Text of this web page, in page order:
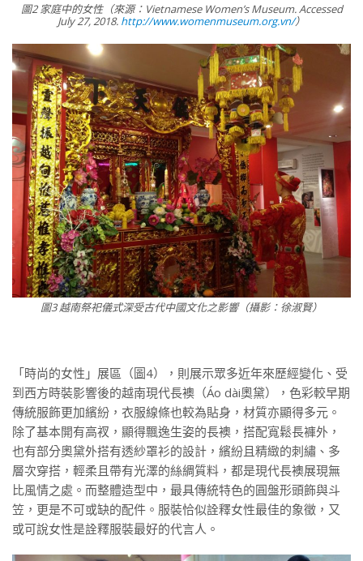
圖2 家庭中的女性（來源：Vietnamese Women’s Museum. Accessed
July 27, 2018. http://www.womenmuseum.org.vn/）
圖3 越南祭祀儀式深受古代中國文化之影響（攝影：徐淑賢）
「時尚的女性」展區（圖4），則展示眾多近年來歷經變化、受
到西方時裝影響後的越南現代長襖（Áo dài奧黛），色彩較早期
傳統服飾更加繽紛，衣服線條也較為貼身，材質亦顯得多元。
除了基本開有高衩，顯得飄逸生姿的長襖，搭配寬鬆長褲外，
也有部分奧黛外搭有透紗罩衫的設計，繽紛且精緻的刺繡、多
層次穿搭，輕柔且帶有光澤的絲綢質料，都是現代長襖展現無
比風情之處。而整體造型中，最具傳統特色的圓盤形頭飾與斗
笠，更是不可或缺的配件。服裝恰似詮釋女性最佳的象徵，又
或可說女性是詮釋服裝最好的代言人。